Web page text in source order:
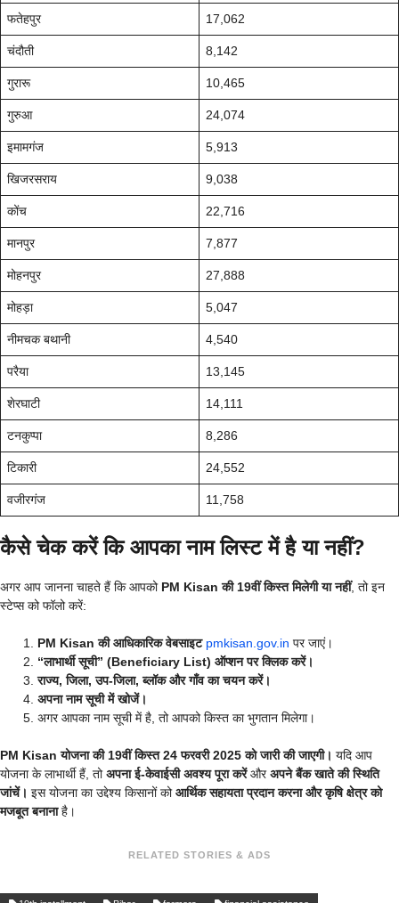
फतेहपुर 17,062
चंदौती 8,142
गुरारू 10,465
गुरुआ 24,074
इमामगंज 5,913
खिजरसराय 9,038
कोंच 22,716
मानपुर 7,877
मोहनपुर 27,888
मोहड़ा 5,047
नीमचक बथानी 4,540
परैया 13,145
शेरघाटी 14,111
टनकुप्पा 8,286
टिकारी 24,552
वजीरगंज 11,758
कैसे चेक करें कि आपका नाम लिस्ट में है या नहीं?
अगर आप जानना चाहते हैं कि आपको PM Kisan की 19वीं किस्त मिलेगी या नहीं, तो इन
स्टेप्स को फॉलो करें:
PM Kisan की आधिकारिक वेबसाइट pmkisan.gov.in पर जाएं।
“लाभार्थी सूची” (Beneficiary List) ऑप्शन पर क्लिक करें।
राज्य, जिला, उप-जिला, ब्लॉक और गाँव का चयन करें।
अपना नाम सूची में खोजें।
अगर आपका नाम सूची में है, तो आपको किस्त का भुगतान मिलेगा।
PM Kisan योजना की 19वीं किस्त 24 फरवरी 2025 को जारी की जाएगी। यदि आप
योजना के लाभार्थी हैं, तोअपना ई-केवाईसी अवश्य पूरा करेंऔरअपने बैंक खाते की स्थिति
जांचें। इस योजना का उद्देश्य किसानों कोआर्थिक सहायता प्रदान करना और कृषि क्षेत्र को
मजबूत बनानाहै।
RELATED STORIES & ADS